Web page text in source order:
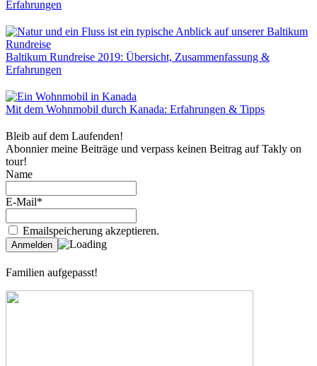
Erfahrungen
Baltikum Rundreise 2019: Übersicht, Zusammenfassung &
Erfahrungen
Mit dem Wohnmobil durch Kanada: Erfahrungen & Tipps
Bleib auf dem Laufenden!
Abonnier meine Beiträge und verpass keinen Beitrag auf Takly on
tour!
Name
E-Mail*
Emailspeicherung akzeptieren.
Familien aufgepasst!